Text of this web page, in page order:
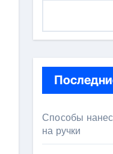
Способы
на ручки